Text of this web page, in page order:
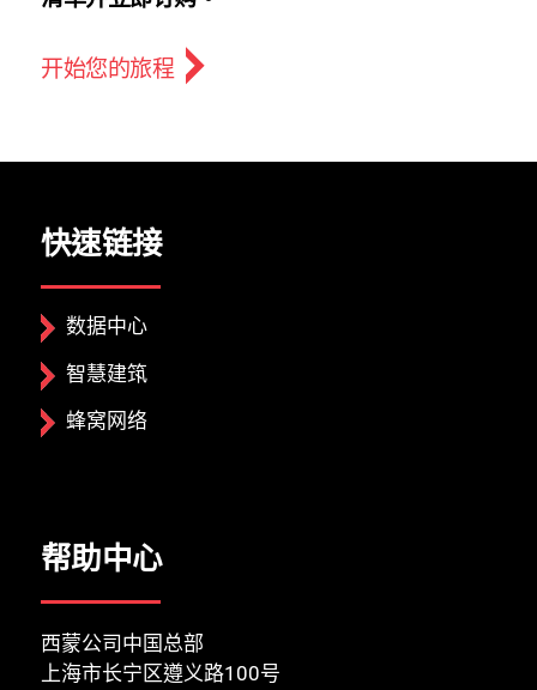
开始您的旅程
快速链接
数据中心
智慧建筑
蜂窝网络
帮助中心
西蒙公司中国总部
上海市长宁区遵义路100号